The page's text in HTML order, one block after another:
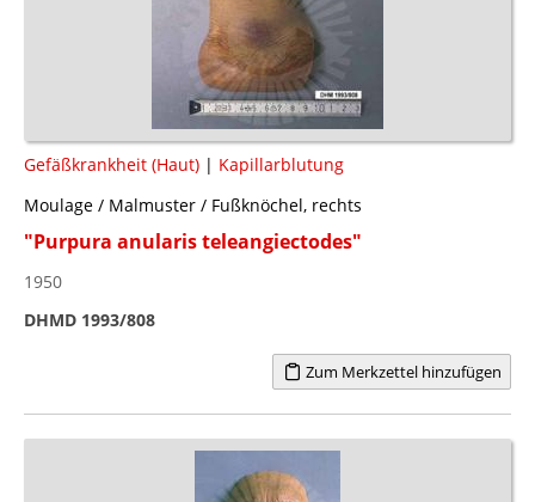
Gefäßkrankheit (Haut) | Kapillarblutung
Moulage / Malmuster / Fußknöchel, rechts
"Purpura anularis teleangiectodes"
1950
DHMD 1993/808
Zum Merkzettel hinzufügen